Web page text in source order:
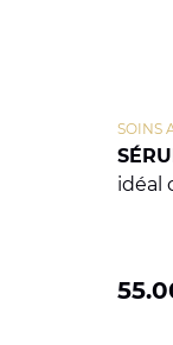
SOINS
idéal